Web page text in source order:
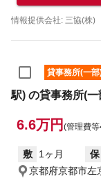
情報提供会社: 三協(株)
貸事務所(一部
駅) の貸事務所(一
6.6万円 (管理費
敷 1ヶ月 保
京都府京都市左